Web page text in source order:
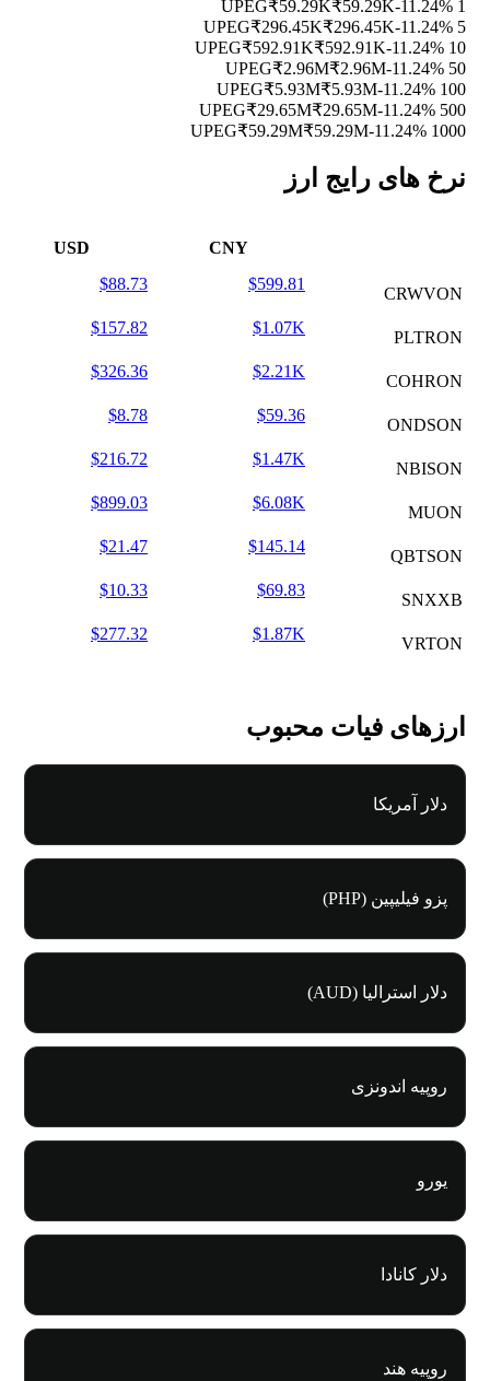
1 UPEG
₹59.29K₹59.29K-11.24%
5 UPEG
₹296.45K₹296.45K-11.24%
10 UPEG
₹592.91K₹592.91K-11.24%
50 UPEG
₹2.96M₹2.96M-11.24%
100 UPEG
₹5.93M₹5.93M-11.24%
500 UPEG
₹29.65M₹29.65M-11.24%
1000 UPEG
₹59.29M₹59.29M-11.24%
نرخ های رایج ارز
CNY
USD
CRWVON
$599.81
$88.73
PLTRON
$1.07K
$157.82
COHRON
$2.21K
$326.36
ONDSON
$59.36
$8.78
NBISON
$1.47K
$216.72
MUON
$6.08K
$899.03
QBTSON
$145.14
$21.47
SNXXB
$69.83
$10.33
VRTON
$1.87K
$277.32
ارزهای فیات محبوب
دلار آمریکا
پزو فیلیپین (PHP)
دلار استرالیا (AUD)
روپیه اندونزی
یورو
دلار کانادا
روپیه هند